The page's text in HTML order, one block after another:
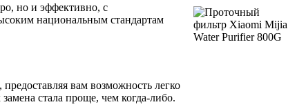
но и эффективно, с
национальным стандартам
вам возможность легко
стала проще, чем когда-либо.